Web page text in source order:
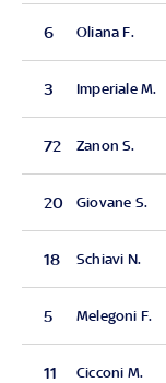
6 Oliana F.
3 Imperiale M.
72 Zanon S.
20 Giovane S.
18 Schiavi N.
5 Melegoni F.
11 Cicconi M.